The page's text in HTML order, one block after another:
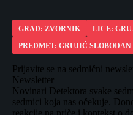
GRAD: ZVORNIK
LICE:
PREDMET: GRUJIĆ SLOBODAN
Prijavite se na sedmični
Newsletter
Novinari Detektora svake
sedmici koja nas očekuje.
reakcije na priče i kontekst o